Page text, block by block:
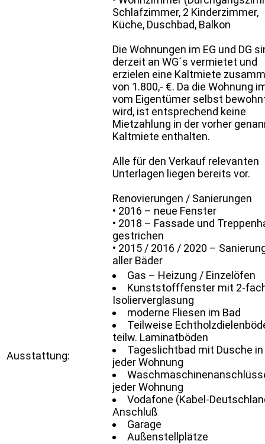
Schlafzimmer, 2 Kinderzimmer,
Küche, Duschbad, Balkon
Die Wohnungen im EG und DG
derzeit an WG´s vermietet und
erzielen eine Kaltmiete
von 1.800,- €. Da die Wohnung
vom Eigentümer selbst
wird, ist entsprechend keine
Mietzahlung in der vorher
Kaltmiete enthalten.
Alle für den Verkauf relevanten
Unterlagen liegen bereits vor.
Renovierungen / Sanierungen
• 2016 – neue Fenster
• 2018 – Fassade und
gestrichen
• 2015 / 2016 / 2020 –
aller Bäder
Ausstattung:
Gas – Heizung / Einzelöfen
Kunststofffenster mit 2-
Isolierverglasung
moderne Fliesen im Bad
Teilweise
teilw. Laminatböden
Tageslichtbad mit Dusche in
jeder Wohnung
jeder Wohnung
Vodafone (Kabel-
Anschluß
Garage
Außenstellplätze